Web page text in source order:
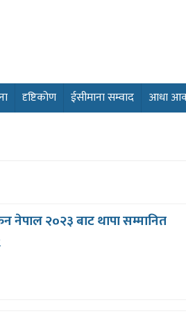
दृष्टिकोण ईसीमाना सम्वाद आधा
नेपाल २०२३ बाट थापा सम्मानित